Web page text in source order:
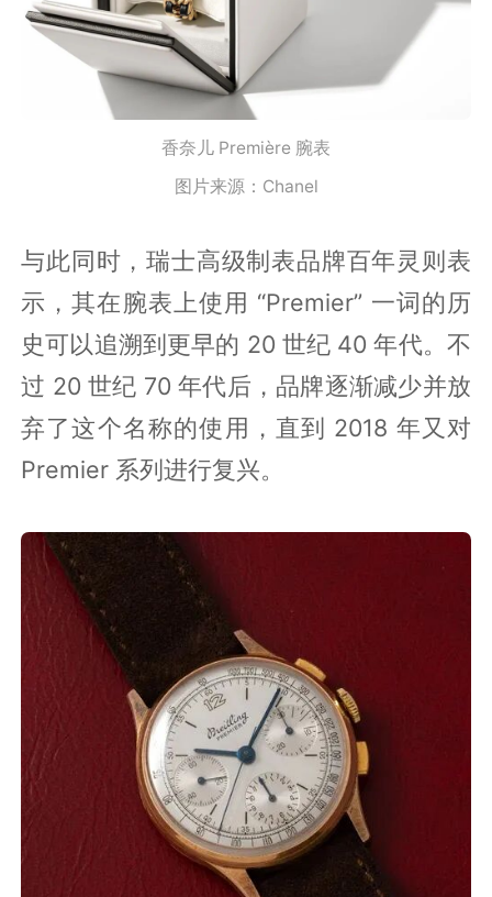
香奈儿 Première 腕表
图片来源：Chanel
与此同时，瑞士高级制表品牌百年灵则表
示，其在腕表上使用 “Premier” 一词的历
史可以追溯到更早的 20 世纪 40 年代。不
过 20 世纪 70 年代后，品牌逐渐减少并放
弃了这个名称的使用，直到 2018 年又对
Premier 系列进行复兴。